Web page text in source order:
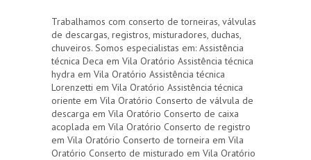
Trabalhamos com conserto de torneiras, válvulas
de descargas, registros, misturadores, duchas,
chuveiros. Somos especialistas em: Assistência
técnica Deca em Vila Oratório Assistência técnica
hydra em Vila Oratório Assistência técnica
Lorenzetti em Vila Oratório Assistência técnica
oriente em Vila Oratório Conserto de válvula de
descarga em Vila Oratório Conserto de caixa
acoplada em Vila Oratório Conserto de registro
em Vila Oratório Conserto de torneira em Vila
Oratório Conserto de misturado em Vila Oratório